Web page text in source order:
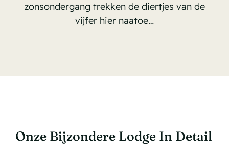
zonsondergang trekken de diertjes van de
vijfer hier naatoe…
Onze Bijzondere Lodge In Detail